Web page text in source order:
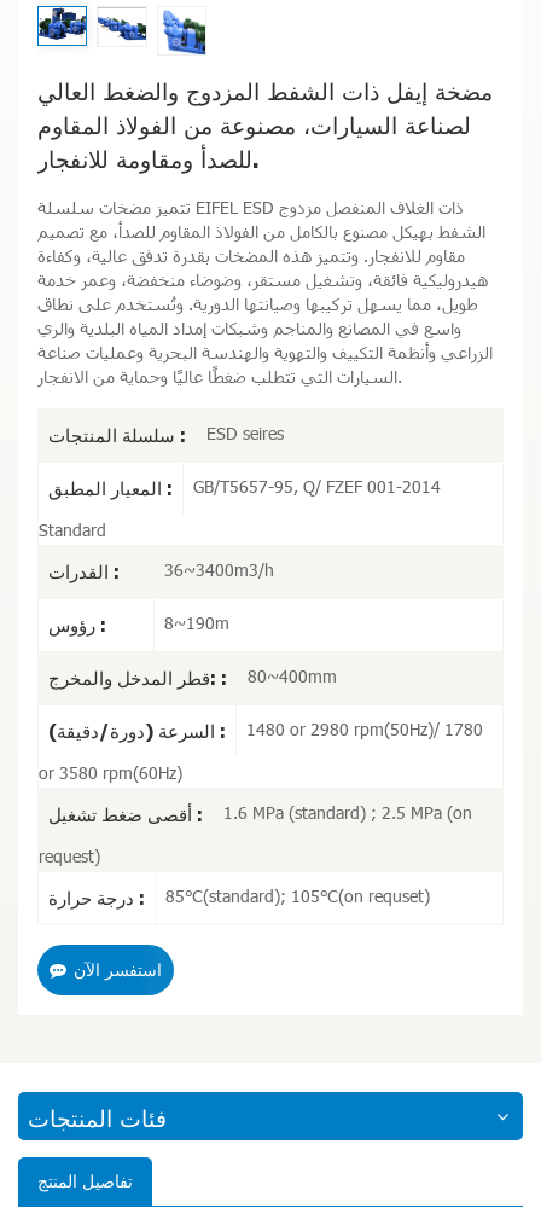
مضخة إيفل ذات الشفط المزدوج والضغط العالي
لصناعة السيارات، مصنوعة من الفولاذ المقاوم
للصدأ ومقاومة للانفجار.
تتميز مضخات سلسلة EIFEL ESD ذات الغلاف المنفصل مزدوج
الشفط بهيكل مصنوع بالكامل من الفولاذ المقاوم للصدأ، مع تصميم
مقاوم للانفجار. وتتميز هذه المضخات بقدرة تدفق عالية، وكفاءة
هيدروليكية فائقة، وتشغيل مستقر، وضوضاء منخفضة، وعمر خدمة
طويل، مما يسهل تركيبها وصيانتها الدورية. وتُستخدم على نطاق
واسع في المصانع والمناجم وشبكات إمداد المياه البلدية والري
الزراعي وأنظمة التكييف والتهوية والهندسة البحرية وعمليات صناعة
السيارات التي تتطلب ضغطًا عاليًا وحماية من الانفجار.
سلسلة المنتجات : ESD seires
المعيار المطبق :
GB/T5657-95, Q/ FZEF 001-2014
Standard
القدرات : 36~3400m3/h
رؤوس : 8~190m
قطر المدخل والمخرج: : 80~400mm
السرعة (دورة/دقيقة) :
1480 or 2980 rpm(50Hz)/ 1780
or 3580 rpm(60Hz)
أقصى ضغط تشغيل :
1.6 MPa (standard) ; 2.5 MPa (on
request)
درجة حرارة : 85℃(standard); 105℃(on requset)
استفسر الآن
فئات المنتجات
تفاصيل المنتج